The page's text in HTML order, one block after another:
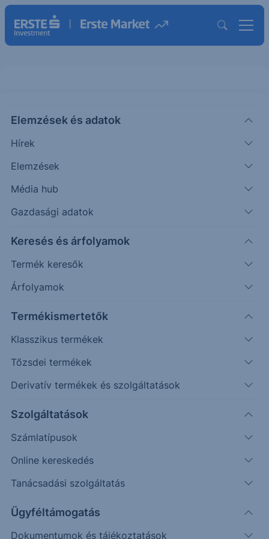
Elemzések és adatok
Hírek
Elemzések
Média hub
Gazdasági adatok
Keresés és árfolyamok
Termék keresők
Árfolyamok
Termékismertetők
Klasszikus termékek
Tőzsdei termékek
Derivatív termékek és szolgáltatások
Szolgáltatások
Számlatípusok
Online kereskedés
Tanácsadási szolgáltatás
Ügyféltámogatás
Dokumentumok és tájékoztatások
EBWTIOTS121(BÉT)
Erste WTI Olaj Turbo Short 121
612 HUF
Időpont: 26.03.02. 14:45
Előző záró:
3 201
Certifikát kereső
Árfolyamértesítő rögzítése
További információk kérése
Erste Market Pro belépés